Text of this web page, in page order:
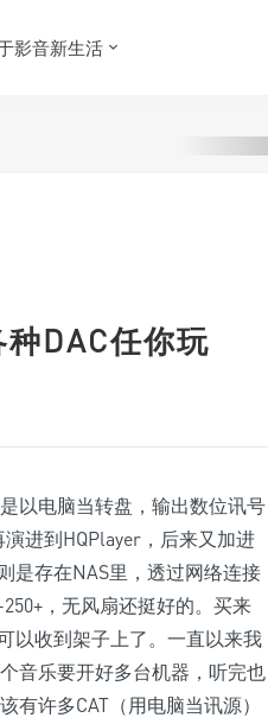
影音新生活
DAC任你玩
以电脑当转盘，输出数位讯号
进到HQPlayer，后来又加进
是存在NAS里，透过网络连接
，无风扇还挺好的。买来
以收到架子上了。一直以来我
音乐要开好多台机器，听完也
许多CAT（用电脑当讯源）